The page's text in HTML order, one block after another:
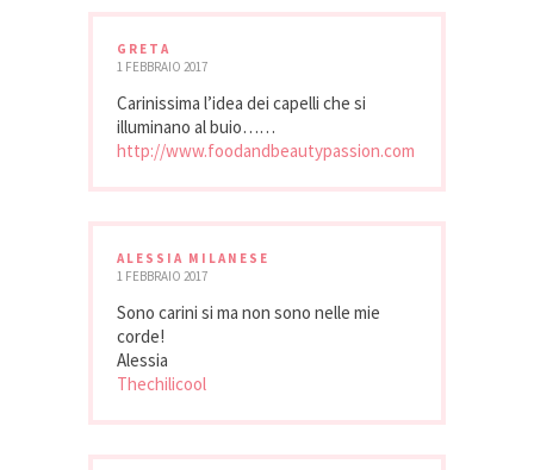
GRETA
1 FEBBRAIO 2017
Carinissima l’idea dei capelli che si
illuminano al buio……
http://www.foodandbeautypassion.com
ALESSIA MILANESE
1 FEBBRAIO 2017
Sono carini si ma non sono nelle mie
corde!
Alessia
Thechilicool